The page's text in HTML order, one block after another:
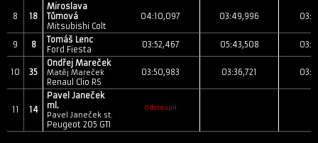
8 18
Miroslava
Tůmová
Mitsubishi Colt
04:10,097 03:49,996
9 8
Tomáš Lenc
Ford Fiesta
03:52,467 05:43,508
10 35
Ondřej Mareček
Matěj Mareček
Renaul Clio RS
03:50,983 03:36,721
11 14
Pavel Janeček
ml.
Pavel Janeček st.
Peugeot 205 GTI
Odstoupil